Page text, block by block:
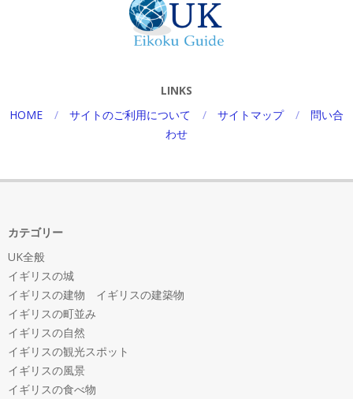
LINKS
HOME
サイトのご利用について サイトマップ
問い合
わせ
カテゴリー
UK全般
イギリスの城
イギリスの建物 イギリスの建築物
イギリスの町並み
イギリスの自然
イギリスの観光スポット
イギリスの風景
イギリスの食べ物